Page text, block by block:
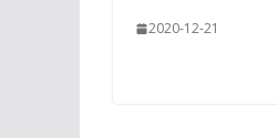
2020-12-21